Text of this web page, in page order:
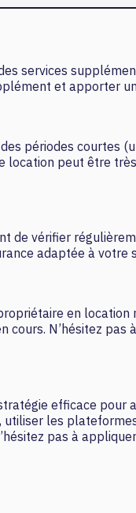
services
et apporter
périodes courtes
location peut être
de vérifier
adaptée à votre
en
N’hésitez
efficace pour
les
pas à